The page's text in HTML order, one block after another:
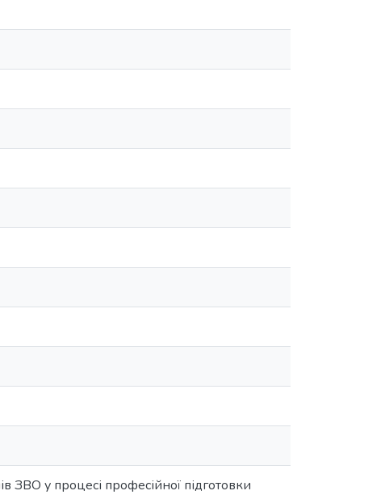
ЗВО у процесі професійної підготовки